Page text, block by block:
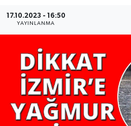
17.10.2023 - 16:50
YAYINLANMA
SPOR
YAŞAM